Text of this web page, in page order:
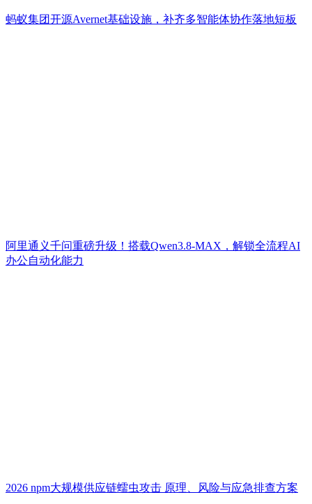
蚂蚁集团开源Avernet基础设施，补齐多智能体协作落地短板
阿里通义千问重磅升级！搭载Qwen3.8-MAX，解锁全流程AI
办公自动化能力
2026 npm大规模供应链蠕虫攻击 原理、风险与应急排查方案